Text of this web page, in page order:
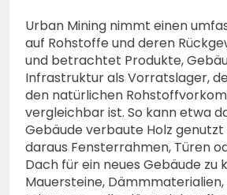
Urban Mining nimmt einen
auf Rohstoffe und deren
und betrachtet Produkte,
Infrastruktur als Vorratslager,
den natürlichen
vergleichbar ist. So kann etwa
Gebäude verbaute Holz
daraus Fensterrahmen, Türen
Dach für ein neues Gebäude zu
Mauersteine, Dämmmaterialien,